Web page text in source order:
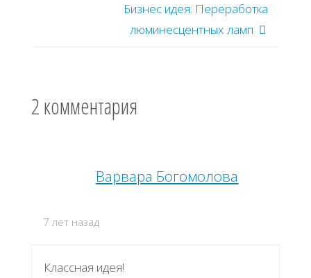
Бизнес идея: Переработка
люминесцентных ламп
2 комментария
Варвара Богомолова
7 лет назад
Классная идея!